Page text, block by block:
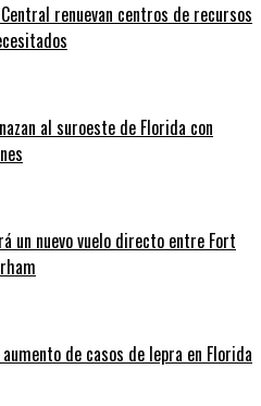
renuevan centros de recursos
al suroeste de Florida con
un nuevo vuelo directo entre Fort
de casos de lepra en Florida